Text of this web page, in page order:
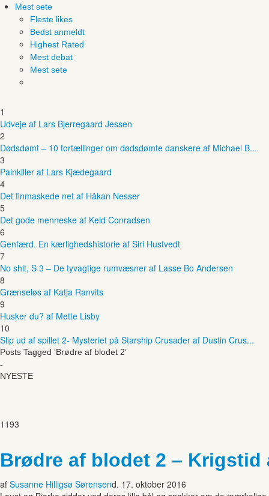
Mest sete
Fleste likes
Bedst anmeldt
Highest Rated
Mest debat
Mest sete
1
Udveje af Lars Bjerregaard Jessen
2
Dødsdømt – 10 fortællinger om dødsdømte danskere af Michael B...
3
Painkiller af Lars Kjædegaard
4
Det finmaskede net af Håkan Nesser
5
Det gode menneske af Keld Conradsen
6
Genfærd. En kærlighedshistorie af Siri Hustvedt
7
No shit, S 3 – De tyvagtige rumvæsner af Lasse Bo Andersen
8
Grænseløs af Katja Ranvits
9
Husker du? af Mette Lisby
10
Slip ud af spillet 2- Mysteriet på Starship Crusader af Dustin Crus...
Posts Tagged ‘Brødre af blodet 2’
-
NYESTE
1193
Brødre af blodet 2 – Krigstid
af Susanne Hilligsø Sørensend. 17. oktober 2016